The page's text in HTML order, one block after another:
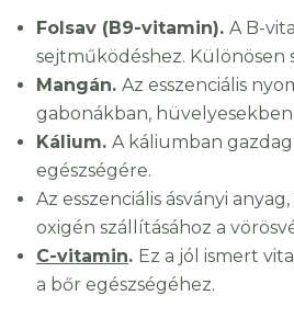
Folsav (B9-vitamin). A B-
sejtműködéshez. Különösen
Mangán. Az esszenciális
gabonákban,
Kálium. A káliumban
egészségére.
Az esszenciális ásványi
oxigén szállításához a
C-vitamin. Ez a jól ismert
a bőr egészségéhez.